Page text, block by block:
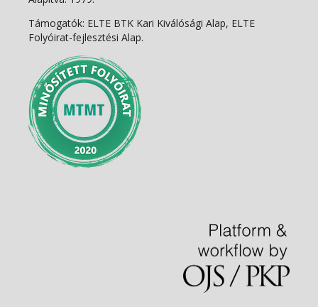
Támogatók: ELTE BTK Kari Kiválósági Alap, ELTE
Folyóirat-fejlesztési Alap.